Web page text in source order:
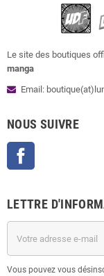
Le site des boutiques
manga
Email:
NOUS SUIVRE
LETTRE
Vous pouvez vous